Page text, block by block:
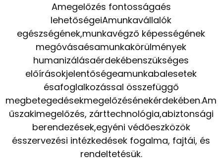
Amegelőzés fontosságaés
lehetőségeiAmunkavállalók
egészségének,munkavégző képességének
megóvásaésamunkakörülmények
humanizálásaérdekébenszükséges
előírásokjelentőségeamunkabalesetek
ésafoglalkozással összefüggő
megbetegedésekmegelőzésénekérdekében.Am
űszakimegelőzés, zárttechnológia,abiztonsági
berendezések,egyéni védőeszközök
ésszervezési intézkedések fogalma, fajtái, és
rendeltetésük.